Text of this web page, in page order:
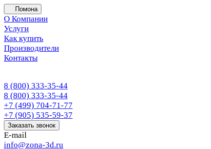
Помона
О Компании
Услуги
Как купить
Производители
Контакты
8 (800) 333-35-44
8 (800) 333-35-44
+7 (499) 704-71-77
+7 (905) 535-59-37
Заказать звонок
E-mail
info@zona-3d.ru